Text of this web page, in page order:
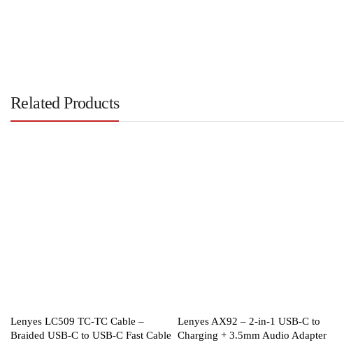
Related Products
Lenyes LC509 TC-TC Cable –
Braided USB-C to USB-C Fast Cable
Lenyes AX92 – 2-in-1 USB-C to
Charging + 3.5mm Audio Adapter